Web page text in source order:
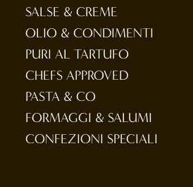
SALSE & CREME
OLIO & CONDIMENTI
PURI AL TARTUFO
CHEFS APPROVED
PASTA & CO
FORMAGGI & SALUMI
CONFEZIONI SPECIALI